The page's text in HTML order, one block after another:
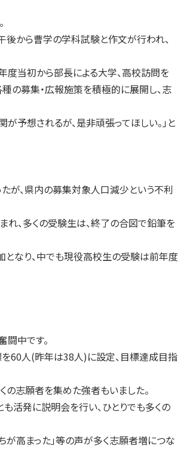
から曹学の学科試験と作文が行われ、
当初から部長による大学、高校訪問を
の募集・広報施策を積極的に展開し、志
予想されるが、是非頑張ってほしい。」と
が、県内の募集対象人口減少という不利
、多くの受験生は、終了の合図で鉛筆を
なり、中でも現役高校生の受験は前年度
中です。
を60人(昨年は38人)に設定、目標達成目指
の志願者を集めた強者もいました。
活発に説明会を行い、ひとりでも多くの
が高まった」等の声が多く志願者増につな